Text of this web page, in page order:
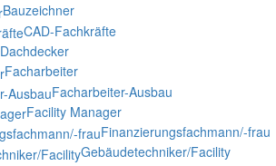
Bauzeichner
CAD-Fachkräfte
Dachdecker
Facharbeiter
Facharbeiter-Ausbau
Facility Manager
Finanzierungsfachmann/-frau
Gebäudetechniker/Facility